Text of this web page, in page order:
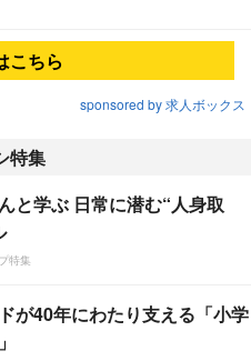
こちら
sponsored by 求人ボックス
特集
と学ぶ 日常に潜む“人身取
特集
が40年にわたり支える「小学